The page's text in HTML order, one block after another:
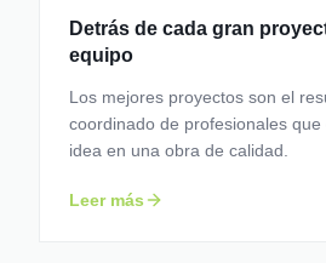
Detrás de cada gran
equipo
Los mejores proyectos son el
coordinado de profesionales que
idea en una obra de calidad.
Leer más